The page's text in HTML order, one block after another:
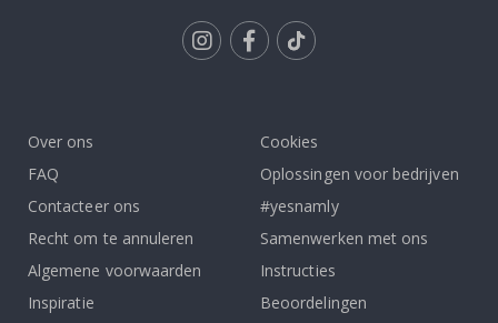
Over ons
FAQ
Contacteer ons
Recht om te annuleren
Algemene voorwaarden
Inspiratie
Cookies
Oplossingen voor bedrijven
#yesnamly
Samenwerken met ons
Instructies
Beoordelingen